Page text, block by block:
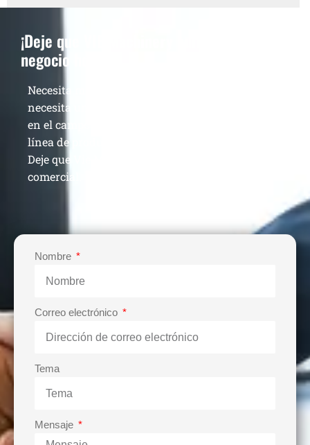
¡Deje que VIE Machinery aumente su
negocio hoy!
Necesita más que una sola máquina de calidad,
necesita un proveedor veterano que haya estado
en el campo durante 13 años para construir su
línea de producción y aumentar sus ganancias.
Deje que Vie Machinery lo ayude a lograr el éxito
comercial.
Nombre
Correo electrónico
Tema
Mensaje